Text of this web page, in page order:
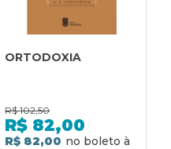
ORTODOXIA
R$ 102,50
R$ 82,00
R$ 82,00